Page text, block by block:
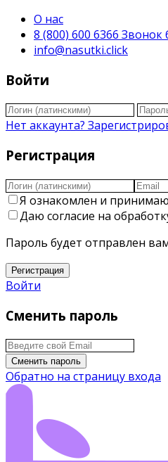
О нас
8 (800) 600 6366 Звонок
info@nasutki.click
Войти
Нет аккаунта?
Регистрация
Я ознакомлен и
Даю согласие на
Пароль будет отправлен
Регистрация
Войти
Сменить пароль
Сменить пароль
Обратно на страницу входа